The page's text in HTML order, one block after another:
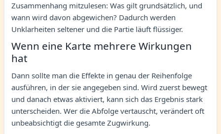
Zusammenhang mitzulesen: Was gilt grundsätzlich, und
wann wird davon abgewichen? Dadurch werden
Unklarheiten seltener und die Partie läuft flüssiger.
Wenn eine Karte mehrere Wirkungen
hat
Dann sollte man die Effekte in genau der Reihenfolge
ausführen, in der sie angegeben sind. Wird zuerst bewegt
und danach etwas aktiviert, kann sich das Ergebnis stark
unterscheiden. Wer die Abfolge vertauscht, verändert oft
unbeabsichtigt die gesamte Zugwirkung.